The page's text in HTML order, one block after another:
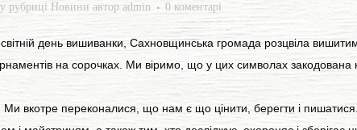
у рубриці Новини автор admin 0 коментарі
день вишиванки, Сахновщинська громада розцвіла
на сорочках. Ми віримо, що у цих символах
Ми вкотре переконалися, що нам є що цінити, берегти і